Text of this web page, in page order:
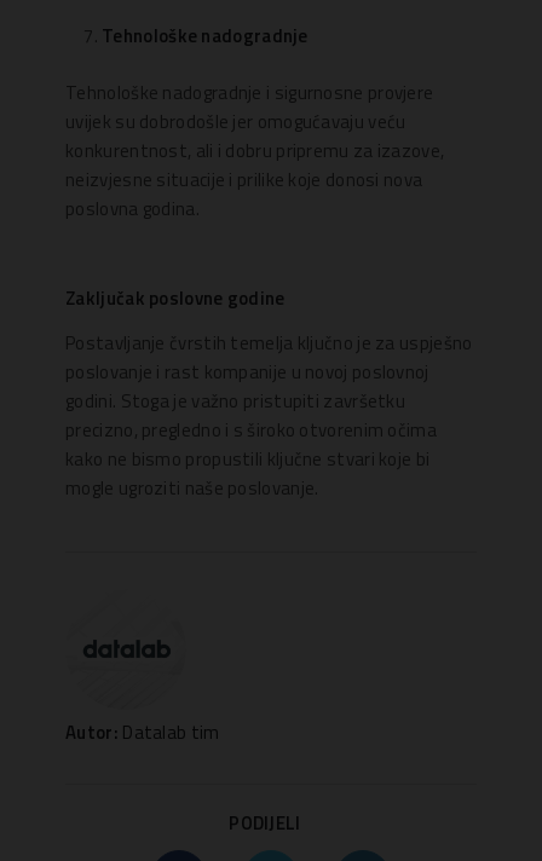
Tehnološke nadogradnje
Tehnološke nadogradnje i sigurnosne provjere
uvijek su dobrodošle jer omogućavaju veću
konkurentnost, ali i dobru pripremu za izazove,
neizvjesne situacije i prilike koje donosi nova
poslovna godina.
Zaključak poslovne godine
Postavljanje čvrstih temelja ključno je za uspješno
poslovanje i rast kompanije u novoj poslovnoj
godini. Stoga je važno pristupiti završetku
precizno, pregledno i s široko otvorenim očima
kako ne bismo propustili ključne stvari koje bi
mogle ugroziti naše poslovanje.
Autor: Datalab tim
PODIJELI